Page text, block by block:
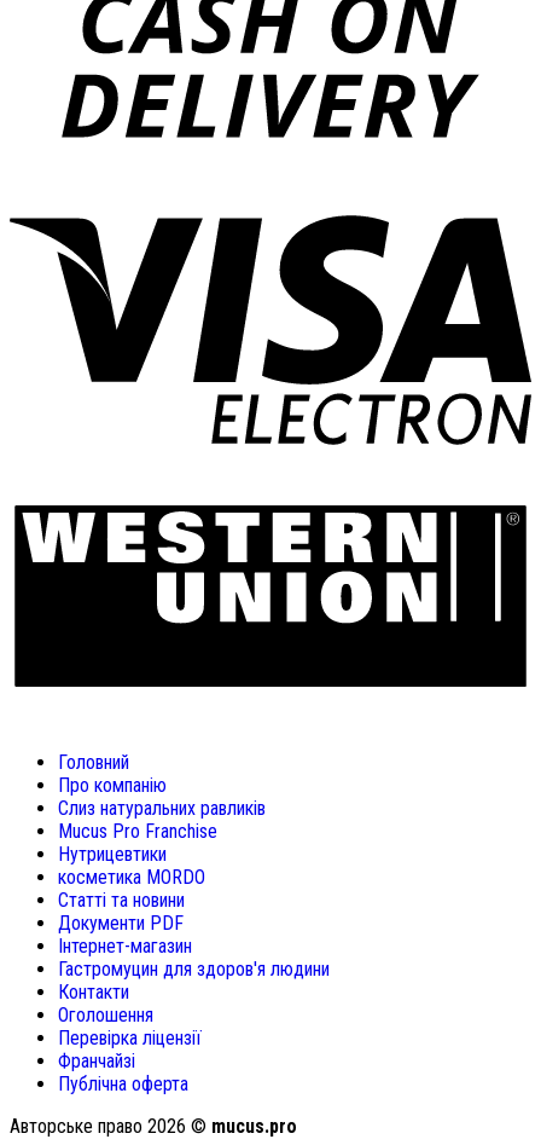
Головний
Про компанію
Слиз натуральних равликів
Mucus Pro Franchise
Нутрицевтики
косметика MORDO
Статті та новини
Документи PDF
Інтернет-магазин
Гастромуцин для здоров'я людини
Контакти
Оголошення
Перевірка ліцензії
Франчайзі
Публічна оферта
Авторське право 2026 © mucus.pro